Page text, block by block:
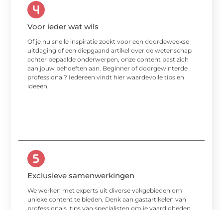
Voor ieder wat wils
Of je nu snelle inspiratie zoekt voor een doordeweekse
uitdaging of een diepgaand artikel over de wetenschap
achter bepaalde onderwerpen, onze content past zich
aan jouw behoeften aan. Beginner of doorgewinterde
professional? Iedereen vindt hier waardevolle tips en
ideeën.
Exclusieve samenwerkingen
We werken met experts uit diverse vakgebieden om
unieke content te bieden. Denk aan gastartikelen van
professionals, tips van specialisten om je vaardigheden